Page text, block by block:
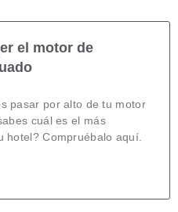
el motor de
pasar por alto de tu motor
cuál es el más
hotel? Compruébalo aquí.